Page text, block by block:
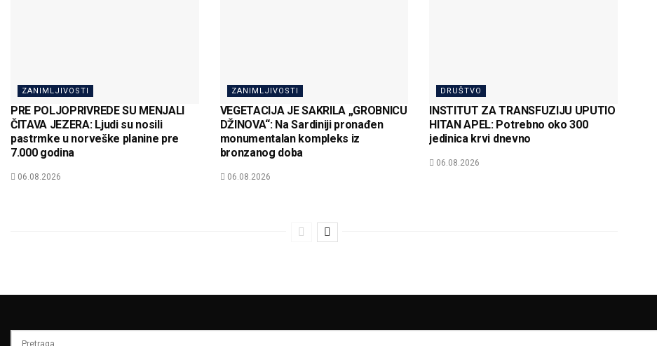
ZANIMLJIVOSTI
PRE POLJOPRIVREDE SU MENJALI
ČITAVA JEZERA: Ljudi su nosili
pastrmke u norveške planine pre
7.000 godina
06.08.2026
ZANIMLJIVOSTI
VEGETACIJA JE SAKRILA „GROBNICU
DŽINOVA“: Na Sardiniji pronađen
monumentalan kompleks iz
bronzanog doba
06.08.2026
DRUŠTVO
INSTITUT ZA TRANSFUZIJU UPUTIO
HITAN APEL: Potrebno oko 300
jedinica krvi dnevno
06.08.2026